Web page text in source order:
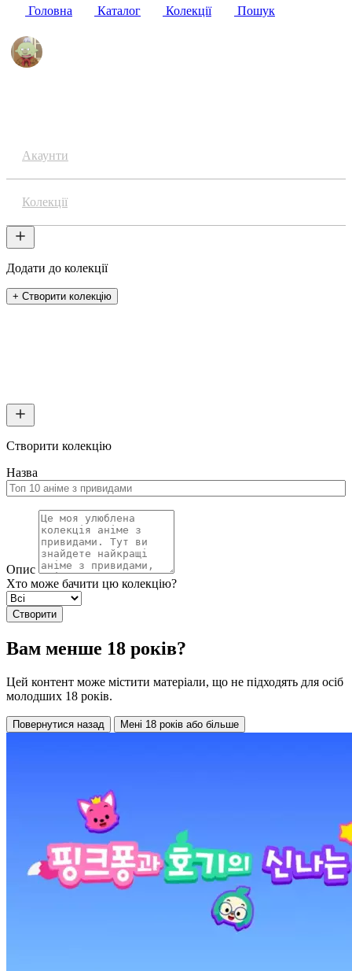
Головна Каталог Колекції Пошук
Акаунти
Колекції
Додати до колекції
+ Створити колекцію
Створити колекцію
Назва
Опис
Хто може бачити цю колекцію?
Створити
Вам менше 18 років?
Цей контент може містити матеріали, що не підходять для осіб
молодших 18 років.
Повернутися назад Мені 18 років або більше